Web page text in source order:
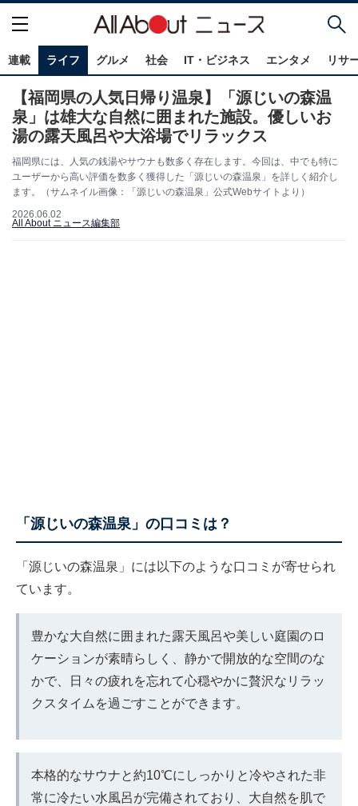
連載 ライフ グルメ 社会 IT・ビジネス エンタメ リサ
【福岡県の人気日帰り温泉】「源じいの森温
泉」は雄大な自然に囲まれた施設。優しいお
湯の露天風呂や大浴場でリラックス
福岡県には、人気の銭湯やサウナも数多く存在します。今回は、中でも特に
ユーザーから高い評価を数多く獲得した「源じいの森温泉」を詳しく紹介し
ます。（サムネイル画像：「源じいの森温泉」公式Webサイトより）
2026.06.02
All About ニュース編集部
「源じいの森温泉」の口コミは？
「源じいの森温泉」には以下のような口コミが寄せられ
ています。
豊かな大自然に囲まれた露天風呂や美しい庭園のロ
ケーションが素晴らしく、静かで開放的な空間のな
かで、日々の疲れを忘れて心穏やかに贅沢なリラッ
クスタイムを過ごすことができます。
本格的なサウナと約10℃にしっかりと冷やされた非
常に冷たい水風呂が完備されており、大自然を肌で